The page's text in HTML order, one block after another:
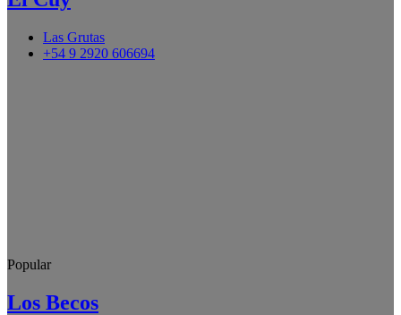
Las Grutas
+54 9 2920 606694
Popular
Los Becos